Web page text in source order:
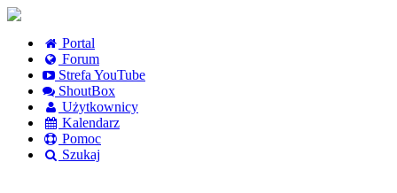
Portal
Forum
Strefa YouTube
ShoutBox
Użytkownicy
Kalendarz
Pomoc
Szukaj